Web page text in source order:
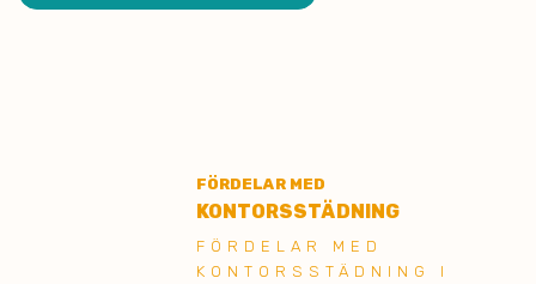
FÖRDELAR MED
KONTORSSTÄDNING
FÖRDELAR MED
KONTORSSTÄDNING I